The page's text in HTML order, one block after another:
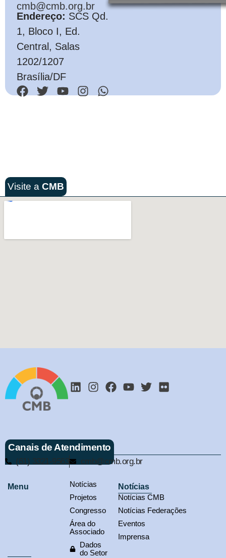
cmb@cmb.org.br
Endereço: SCS Qd.
1, Bloco I, Ed.
Central, Salas
1202/1207
Brasília/DF
Visite a CMB
Canais de Atendimento
(61) 3321-9563 cmb@cmb.org.br
Menu
Notícias
Projetos
Congresso
Área do
Associado
Dados
do Setor
Notícias
Notícias CMB
Notícias Federações
Eventos
Imprensa